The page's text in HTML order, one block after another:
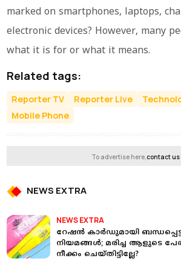
marked on smartphones, laptops,
electronic devices? However, many
what it is for or what it means.
Related tags:
Reporter TV Reporter Live
Mobile Phone
To advertise here,contact us
NEWS EXTRA
NEWS EXTRA
റേഷൻ കാർഡുമായി
നിയമങ്ങൾ; മരിച്ച ആളുടെ
നീക്കം ചെയ്തിട്ടില്ലേ?